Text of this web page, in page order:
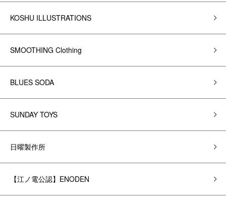
KOSHU ILLUSTRATIONS
SMOOTHING Clothing
BLUES SODA
SUNDAY TOYS
日曜製作所
【江ノ電公認】ENODEN